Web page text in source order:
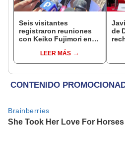
Seis visitantes
registraron reuniones
con Keiko Fujimori en
presidenta se
encontraba en Junín
LEER MÁS
de